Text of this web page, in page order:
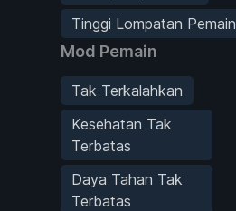
Tinggi Lompatan Pemain
Mod Pemain
Tak Terkalahkan
Kesehatan Tak
Terbatas
Daya Tahan Tak
Terbatas